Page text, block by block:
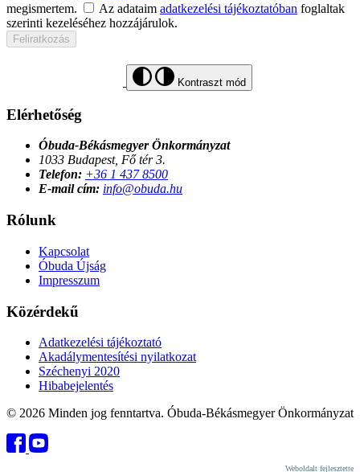
megismertem.
Az adataim adatkezelési tájékoztatóban foglaltak
szerinti kezeléséhez hozzájárulok.
Feliratkozás
Kontraszt mód
Elérhetőség
Óbuda-Békásmegyer Önkormányzat
1033 Budapest, Fő tér 3.
Telefon: +36 1 437 8500
E-mail cím: info@obuda.hu
Rólunk
Kapcsolat
Óbuda Újság
Impresszum
Közérdekű
Adatkezelési tájékoztató
Akadálymentesítési nyilatkozat
Széchenyi 2020
Hibabejelentés
© 2026 Minden jog fenntartva. Óbuda-Békásmegyer Önkormányzat
Weboldalt fejlesztette